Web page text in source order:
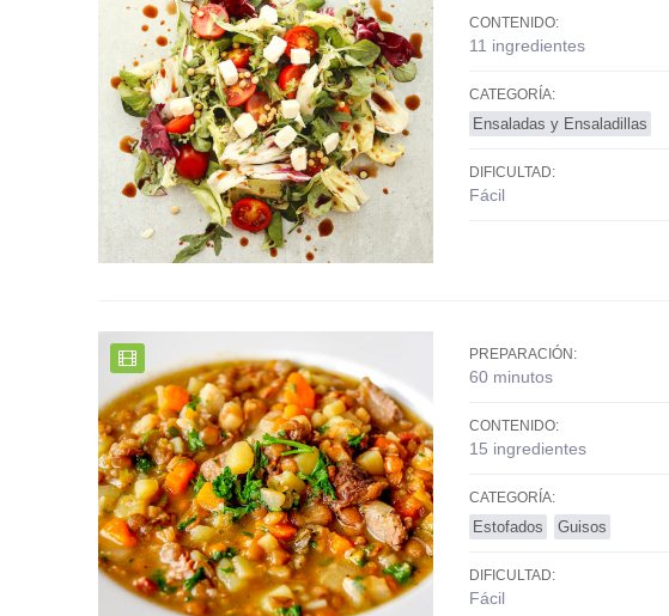
CONTENIDO:
11 ingredientes
CATEGORÍA:
Ensaladas y Ensaladillas
DIFICULTAD:
Fácil
PREPARACIÓN:
60 minutos
CONTENIDO:
15 ingredientes
CATEGORÍA:
Estofados Guisos
DIFICULTAD:
Fácil